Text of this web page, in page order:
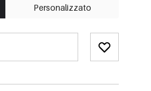
Personalizzato